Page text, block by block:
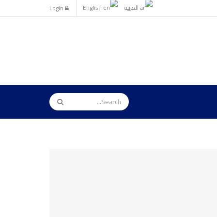
English العربية